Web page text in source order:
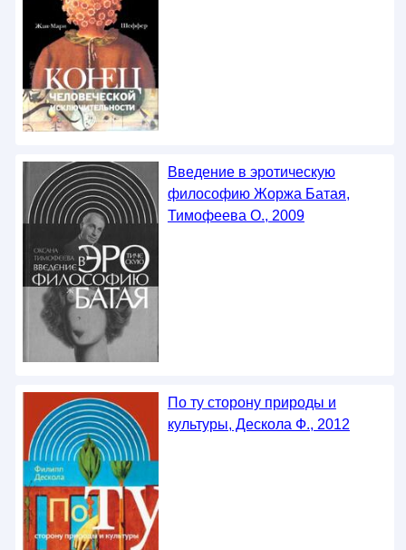
Введение в эротическую
философию Жоржа Батая,
Тимофеева О., 2009
По ту сторону природы и
культуры, Дескола Ф., 2012